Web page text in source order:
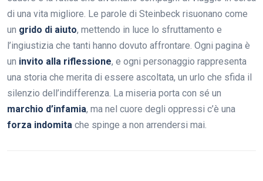
di una vita migliore. Le parole di Steinbeck risuonano come
un grido di aiuto, mettendo in luce lo sfruttamento e
l’ingiustizia che tanti hanno dovuto affrontare. Ogni pagina è
un invito alla riflessione, e ogni personaggio rappresenta
una storia che merita di essere ascoltata, un urlo che sfida il
silenzio dell’indifferenza. La miseria porta con sé un
marchio d’infamia, ma nel cuore degli oppressi c’è una
forza indomita che spinge a non arrendersi mai.